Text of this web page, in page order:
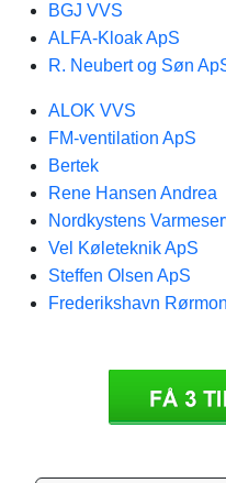
BGJ VVS
ALFA-Kloak ApS
R. Neubert og Søn
ALOK VVS
FM-ventilation ApS
Bertek
Rene Hansen Andrea
Nordkystens
Vel Køleteknik ApS
Steffen Olsen ApS
Frederikshavn